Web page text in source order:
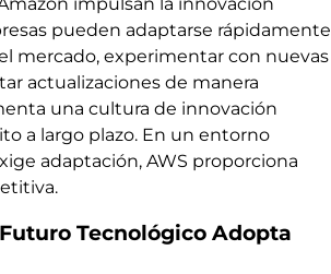
pueden adaptarse rápidamente
mercado, experimentar con nuevas
actualizaciones de manera
una cultura de innovación
a largo plazo. En un entorno
adaptación, AWS proporciona
Tecnológico Adopta